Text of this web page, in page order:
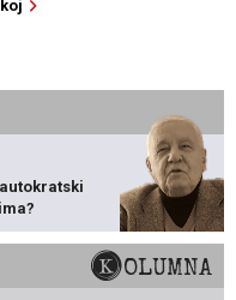
autokratski
KOLUMNA